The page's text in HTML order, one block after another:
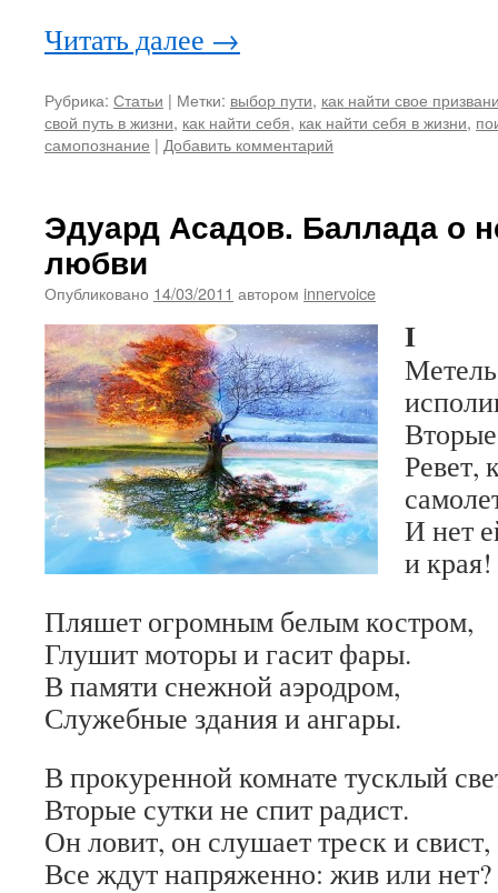
Читать далее →
Рубрика: Статьи | Метки: выбор пути, как найти свое
свой путь в жизни, как найти себя, как найти себя в жизни,
самопознание | Добавить комментарий
Эдуард Асадов. Баллада о
любви
Опубликовано 14/03/2011 автором innervoice
I
Ревет,
И нет
и края!
Пляшет огромным белым костром,
Глушит моторы и гасит фары.
В памяти снежной аэродром,
Служебные здания и ангары.
В прокуренной комнате тусклый
Вторые сутки не спит радист.
Он ловит, он слушает треск и свист,
Все ждут напряженно: жив или нет?